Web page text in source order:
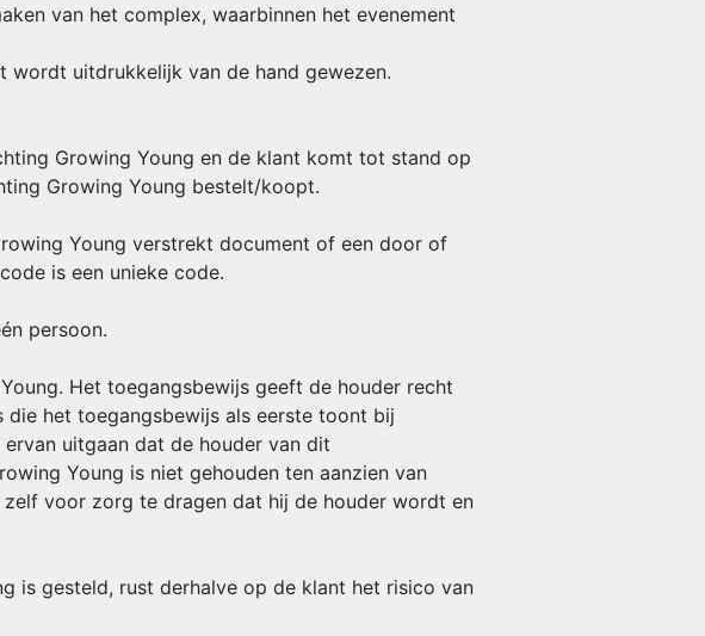
van het complex, waarbinnen het evenement
wordt uitdrukkelijk van de hand gewezen.
Growing Young en de klant komt tot stand op
Growing Young bestelt/koopt.
Young verstrekt document of een door of
is een unieke code.
persoon.
Het toegangsbewijs geeft de houder recht
het toegangsbewijs als eerste toont bij
uitgaan dat de houder van dit
Young is niet gehouden ten aanzien van
voor zorg te dragen dat hij de houder wordt en
is gesteld, rust derhalve op de klant het risico van